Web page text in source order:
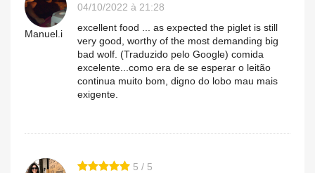
Manuel.i
04/10/2022 à 21:28
excellent food ... as expected the piglet is still
very good, worthy of the most demanding big
bad wolf. (Traduzido pelo Google) comida
excelente...como era de se esperar o leitão
continua muito bom, digno do lobo mau mais
exigente.
5 / 5